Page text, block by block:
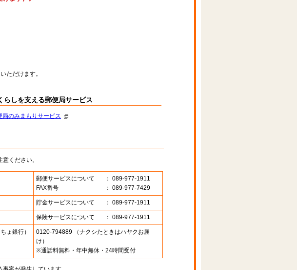
ただけます。
らしを支える郵便局サービス
局のみまもりサービス
ください。
郵便サービスについて
： 089-977-1911
FAX番号
： 089-977-7429
貯金サービスについて ： 089-977-1911
保険サービスについて ： 089-977-1911
ょ銀行）
0120-794889 （ナクシたときはハヤクお届
け）
※通話料無料・年中無休・24時間受付